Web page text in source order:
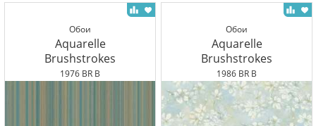
Обои
Aquarelle
Brushstrokes
1976 BR B
Обои
Aquarelle
Brushstrokes
1986 BR B